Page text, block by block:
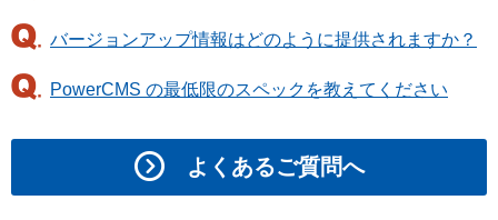
バージョンアップ情報はどのように提供されますか？
PowerCMS の最低限のスペックを教えてください
よくあるご質問へ